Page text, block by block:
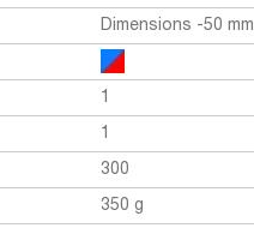
Dimensions -50 mm
300
350 g